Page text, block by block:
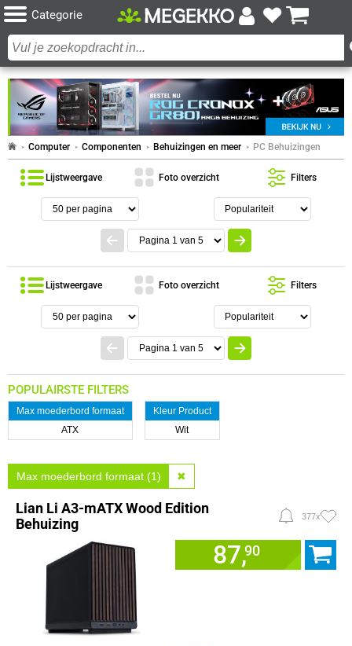
Categorie
Computer Componenten Behuizingen en meer PC Behuizingen
POPULAIRSTE FILTERS
Max moederbord formaat
ATX
Kleur Product
Wit
Lijstweergave Foto overzicht Filters
Max moederbord formaat (1) ✖
Lian Li A3-mATX Wood Edition
Behuizing
377x
87,90
Lijstweergave Foto overzicht Filters